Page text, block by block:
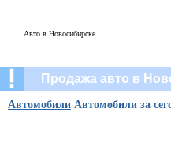
Авто в Новосибирске
Продажа авто в
Автомобили Автомобили за